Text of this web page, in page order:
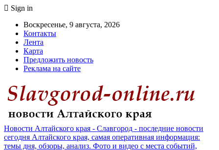
Sign in
Воскресенье, 9 августа, 2026
Контакты
Лента
Карта
Предложить новость
Реклама на сайте
Новости Алтайского края - Славгород - последние новости
сегодня Алтайского края, самая оперативная информация:
темы дня, обзоры, анализ. Фото и видео с места событий,